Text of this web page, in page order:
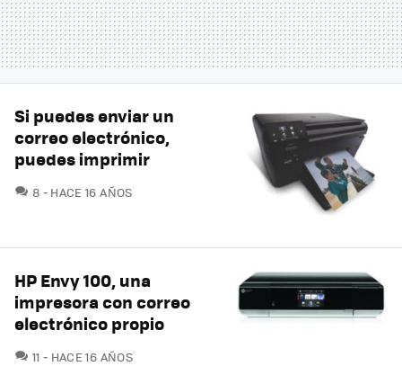
Si puedes enviar un
correo electrónico,
puedes imprimir
8 COMENTARIOS
HACE 16 AÑOS
HP Envy 100, una
impresora con correo
electrónico propio
11 COMENTARIOS
HACE 16 AÑOS